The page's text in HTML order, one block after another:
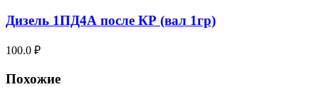
Дизель 1ПД4А после КР (вал 1гр)
100.0 ₽
Похожие